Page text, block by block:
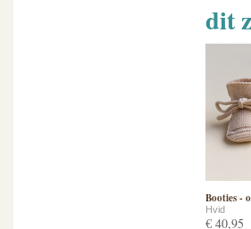
dit
Booties -
Hvid
€ 40,95